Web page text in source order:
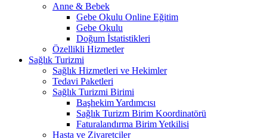
Anne & Bebek
Gebe Okulu Online Eğitim
Gebe Okulu
Doğum İstatistikleri
Özellikli Hizmetler
Sağlık Turizmi
Sağlık Hizmetleri ve Hekimler
Tedavi Paketleri
Sağlık Turizmi Birimi
Başhekim Yardımcısı
Sağlık Turizm Birim Koordinatörü
Faturalandırma Birim Yetkilisi
Hasta ve Ziyaretçiler